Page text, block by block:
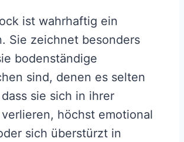
ist wahrhaftig ein
Sie zeichnet besonders
bodenständige
sind, denen es selten
sie sich in ihrer
höchst emotional
sich überstürzt in